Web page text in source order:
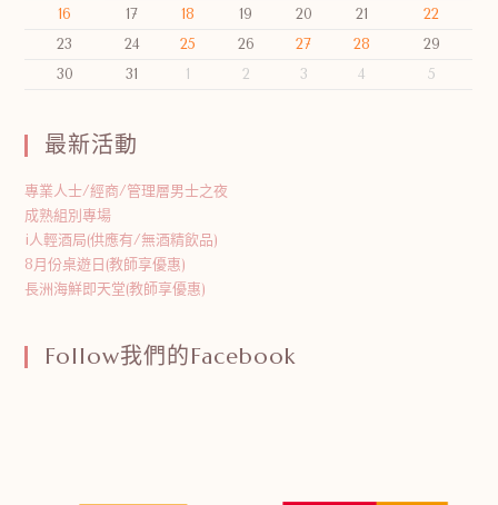
16
17 18 19 20 21
22
23
24 25 26 27 28
29
30
31 1 2 3 4 5
最新活動
專業人士/經商/管理層男士之夜
成熟組別專場
i人輕酒局(供應有/無酒精飲品)
8月份桌遊日(教師享優惠)
長洲海鮮即天堂(教師享優惠)
Follow我們的Facebook